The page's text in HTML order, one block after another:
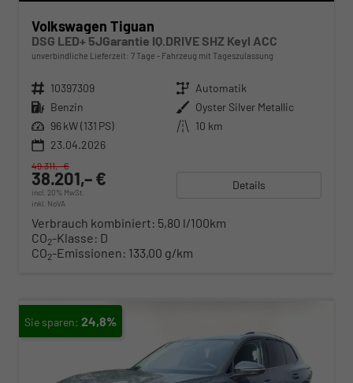
Volkswagen Tiguan
DSG LED+ 5JGarantie IQ.DRIVE SHZ Keyl ACC
unverbindliche Lieferzeit: 7 Tage Fahrzeug mit Tageszulassung
Fahrzeugnr. 10397309 Getriebe Automatik
Kraftstoff Benzin Außenfarbe Oyster Silver Metallic
Leistung 96 kW (131 PS) Kilometerstand 10 km
23.04.2026
38.201,– €
incl. 20% MwSt.
inkl. NoVA
49.311,– €
Details
Verbrauch kombiniert: 5,80 l/100km
CO2-Klasse: D
CO2-Emissionen: 133,00 g/km
24,8%